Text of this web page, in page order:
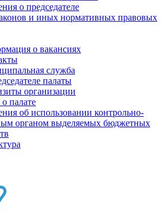
о председателе
и иных нормативных правовых
о вакансиях
служба
палаты
организации
палате
об использовании контрольно-
органом выделяемых бюджетных